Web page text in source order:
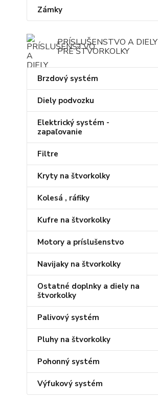
Zámky
PRÍSLUŠENSTVO A DIELY
PRE ŠTVORKOLKY
Brzdový systém
Diely podvozku
Elektrický systém -
zapaľovanie
Filtre
Kryty na štvorkolky
Kolesá , ráfiky
Kufre na štvorkolky
Motory a príslušenstvo
Navijaky na štvorkolky
Ostatné doplnky a diely na
štvorkolky
Palivový systém
Pluhy na štvorkolky
Pohonný systém
Výfukový systém